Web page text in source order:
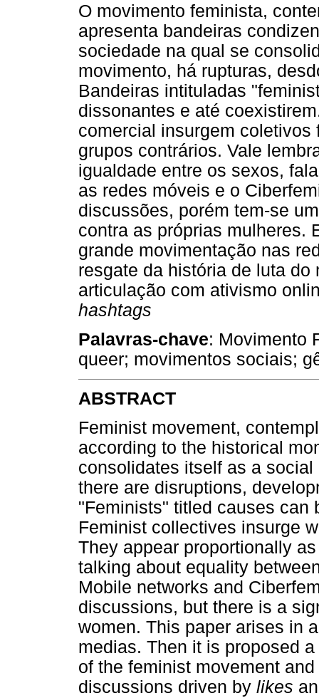
O movimento feminista,
apresenta bandeiras
sociedade na qual se
movimento, há rupturas,
Bandeiras intituladas
dissonantes e até
comercial insurgem
grupos contrários. Vale
igualdade entre os sexos,
as redes móveis e o
discussões, porém tem-se
contra as próprias mulheres.
grande movimentação nas
resgate da história de luta
articulação com ativismo
hashtags
Palavras-chave: Movimento
queer; movimentos sociais;
ABSTRACT
Feminist movement,
according to the historical
consolidates itself as a
there are disruptions,
"Feminists" titled causes can
Feminist collectives insurge
They appear proportionally
talking about equality
Mobile networks and
discussions, but there is a
women. This paper arises in
medias. Then it is proposed
of the feminist movement
discussions driven by likes